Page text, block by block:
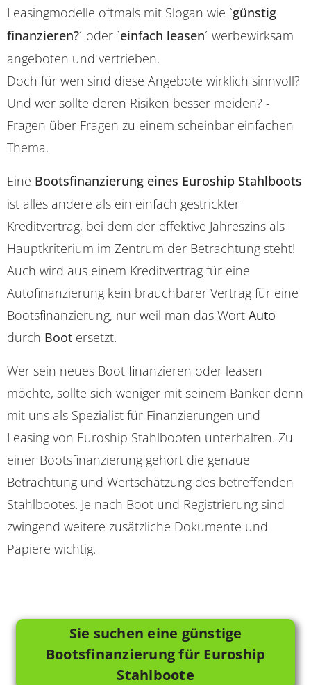
Leasingmodelle oftmals mit Slogan wie `günstig
finanzieren?´ oder `einfach leasen´ werbewirksam
angeboten und vertrieben.
Doch für wen sind diese Angebote wirklich sinnvoll?
Und wer sollte deren Risiken besser meiden? -
Fragen über Fragen zu einem scheinbar einfachen
Thema.
Eine Bootsfinanzierung eines Euroship Stahlboots
ist alles andere als ein einfach gestrickter
Kreditvertrag, bei dem der effektive Jahreszins als
Hauptkriterium im Zentrum der Betrachtung steht!
Auch wird aus einem Kreditvertrag für eine
Autofinanzierung kein brauchbarer Vertrag für eine
Bootsfinanzierung, nur weil man das Wort Auto
durch Boot ersetzt.
Wer sein neues Boot finanzieren oder leasen
möchte, sollte sich weniger mit seinem Banker denn
mit uns als Spezialist für Finanzierungen und
Leasing von Euroship Stahlbooten unterhalten. Zu
einer Bootsfinanzierung gehört die genaue
Betrachtung und Wertschätzung des betreffenden
Stahlbootes. Je nach Boot und Registrierung sind
zwingend weitere zusätzliche Dokumente und
Papiere wichtig.
Sie suchen eine günstige
Bootsfinanzierung für Euroship
Stahlboote